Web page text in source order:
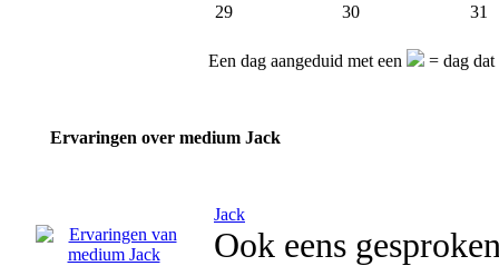
29
30 31
Een dag aangeduid met een = dag dat
Ervaringen over medium Jack
Jack
Ook eens